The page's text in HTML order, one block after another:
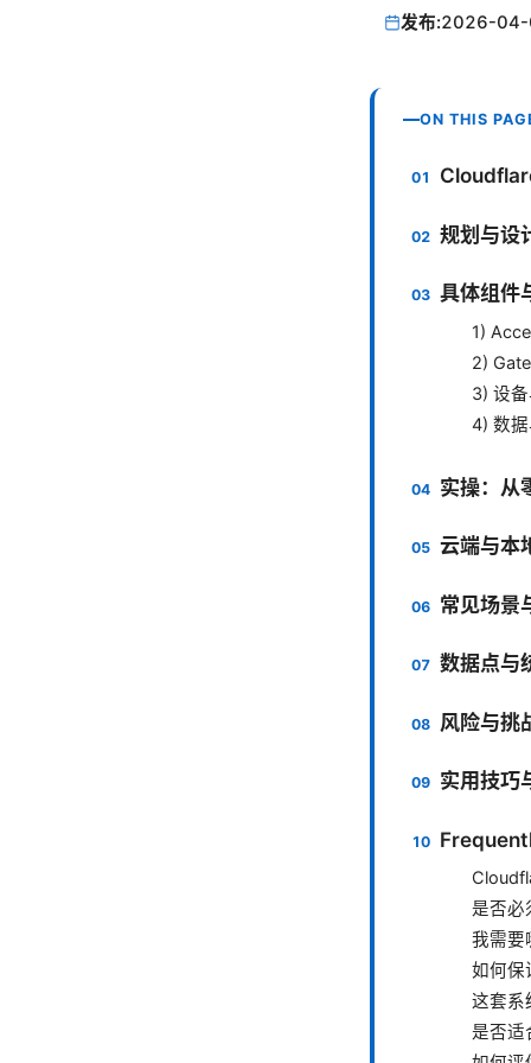
发布:2026-
ON THIS
规划与设
具体组件
1)
2)
3) 设
4) 数
实操：从
云端与本
常见场景
数据点与
风险与挑
实用技巧
是否必
我需要
如何保
这套系
是否适